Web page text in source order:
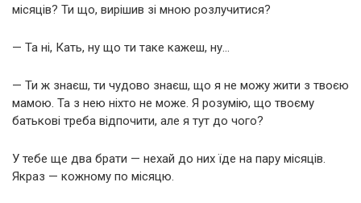
місяців? Ти що, вирішив зі мною розлучитися?
— Та ні, Кать, ну що ти таке кажеш, ну…
— Ти ж знаєш, ти чудово знаєш, що я не можу жити з твоєю
мамою. Та з нею ніхто не може. Я розумію, що твоєму
батькові треба відпочити, але я тут до чого?
У тебе ще два брати — нехай до них їде на пару місяців.
Якраз — кожному по місяцю.